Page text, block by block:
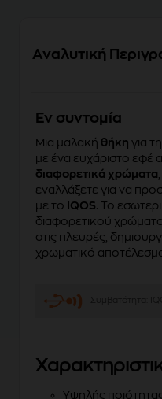
Αναλυτική
Eν συντομία
Μια μαλακή θήκη για
με ένα ευχάριστο εφέ
διαφορετικά χρώματα
εναλλάξετε για να
με το
IQOS. Το
διαφορετικού
στις πλευρές,
χρωματικό
Υψηλής